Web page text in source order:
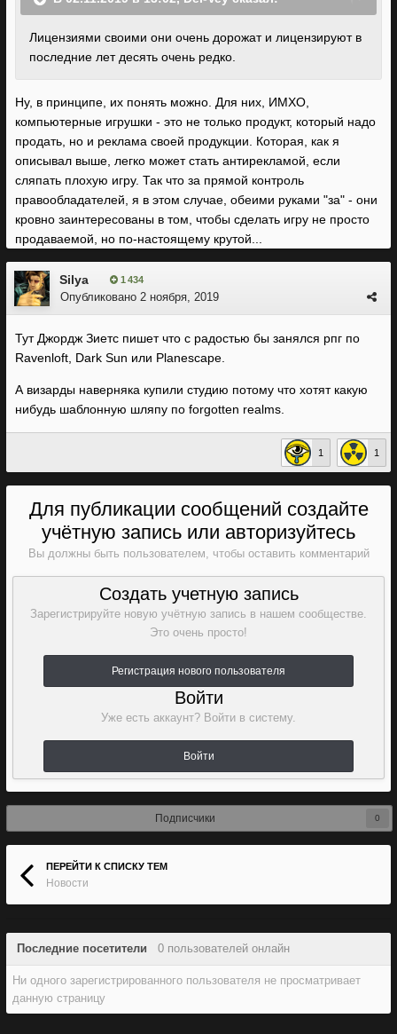
Лицензиями своими они очень дорожат и лицензируют в
последние лет десять очень редко.
Ну, в принципе, их понять можно. Для них, ИМХО,
компьютерные игрушки - это не только продукт, который надо
продать, но и реклама своей продукции. Которая, как я
описывал выше, легко может стать антирекламой, если
сляпать плохую игру. Так что за прямой контроль
правообладателей, я в этом случае, обеими руками "за" - они
кровно заинтересованы в том, чтобы сделать игру не просто
продаваемой, но по-настоящему крутой...
Silya 1 434
Опубликовано 2 ноября, 2019
Тут Джордж Зиетс пишет что с радостью бы занялся рпг по
Ravenloft, Dark Sun или Planescape.
А визарды наверняка купили студию потому что хотят какую
нибудь шаблонную шляпу по forgotten realms.
1 1
Для публикации сообщений создайте
учётную запись или авторизуйтесь
Вы должны быть пользователем, чтобы оставить комментарий
Создать учетную запись
Зарегистрируйте новую учётную запись в нашем сообществе.
Это очень просто!
Регистрация нового пользователя
Войти
Уже есть аккаунт? Войти в систему.
Войти
Подписчики 0
ПЕРЕЙТИ К СПИСКУ ТЕМ
Новости
Последние посетители 0 пользователей онлайн
Ни одного зарегистрированного пользователя не просматривает
данную страницу